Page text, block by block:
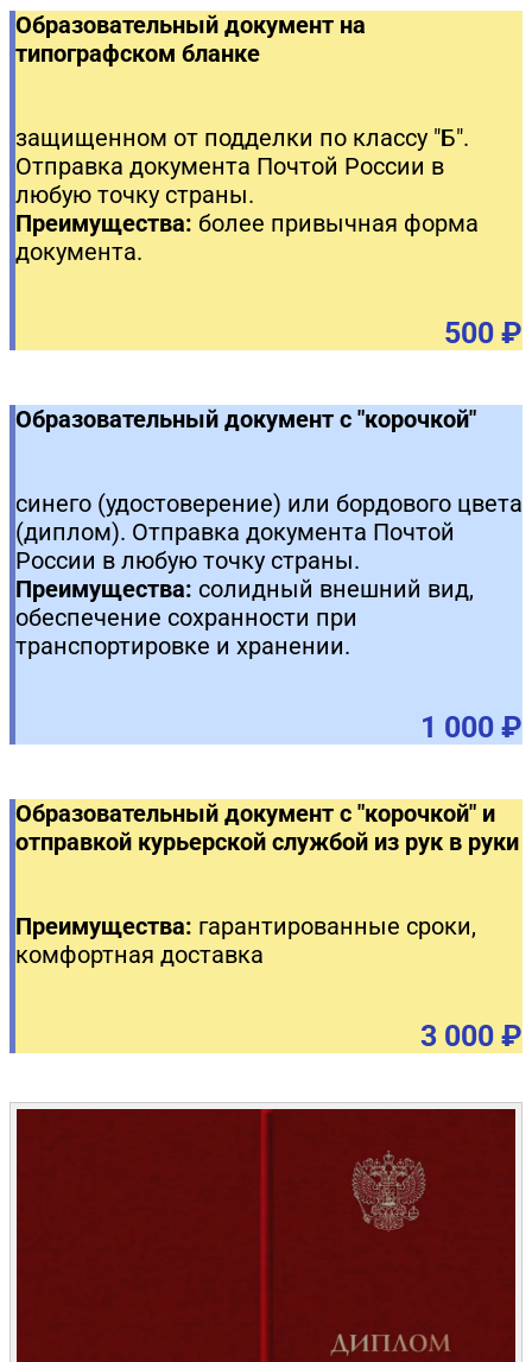
Образовательный документ на
типографском бланке
защищенном от подделки по классу "Б".
Отправка документа Почтой России в
любую точку страны.
Преимущества: более привычная форма
документа.
500 ₽
Образовательный документ с "корочкой"
синего (удостоверение) или бордового цвета
(диплом). Отправка документа Почтой
России в любую точку страны.
Преимущества: солидный внешний вид,
обеспечение сохранности при
транспортировке и хранении.
1 000 ₽
Образовательный документ с "корочкой" и
отправкой курьерской службой из рук в руки
Преимущества: гарантированные сроки,
комфортная доставка
3 000 ₽